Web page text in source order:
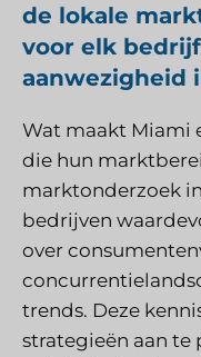
de lokale
voor elk
aanwezigheid
Wat maakt Miami
die hun
marktonderzoek
bedrijven
over
trends. Deze
strategieën aan te